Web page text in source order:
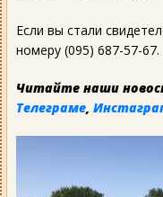
Если вы стали
номеру (095) 687-57-67.
Читайте наши
Телеграме